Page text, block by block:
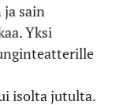
sain
Yksi
isolta jutulta.